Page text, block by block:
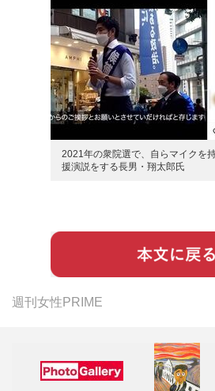
2021年の衆院選で、自らマイクを
援演説をする長男・翔太郎氏
週刊女性PRIME